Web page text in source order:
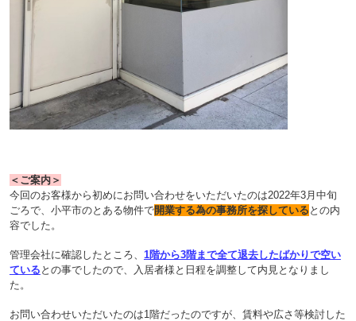
＜ご案内＞
今回のお客様から初めにお問い合わせをいただいたのは2022年3月中旬
ごろで、小平市のとある物件で開業する為の事務所を探している との内
容でした。
管理会社に確認したところ、 1階から3階まで全て退去したばかりで空い
ている との事でしたので、入居者様と日程を調整して内見となりまし
た 。
お問い合わせいただいたのは1階だったのですが、賃料や広さ等検討した